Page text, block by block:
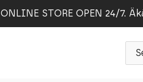
ONLINE STORE OPEN 24/7.